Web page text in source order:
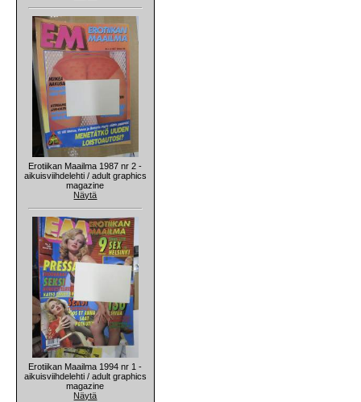
Erotiikan Maailma 1987 nr 2 -
aikuisviihdelehti / adult graphics
magazine
Näytä
Erotiikan Maailma 1994 nr 1 -
aikuisviihdelehti / adult graphics
magazine
Näytä